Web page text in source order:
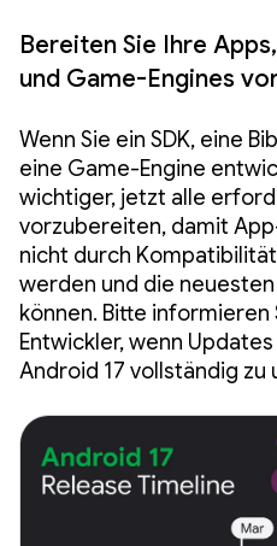
Bereiten Sie Ihre
und Game-Engines
Wenn Sie ein SDK, eine
eine Game-Engine
wichtiger, jetzt alle
vorzubereiten, damit
nicht durch
werden und die
können. Bitte
Entwickler, wenn
Android 17 vollständig zu